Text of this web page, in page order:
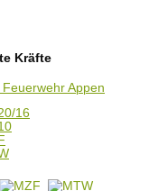
Kräfte
Feuerwehr Appen
16